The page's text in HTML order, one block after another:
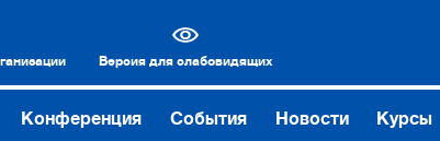
Версия для слабовидящих
Конференция События Новости Курсы